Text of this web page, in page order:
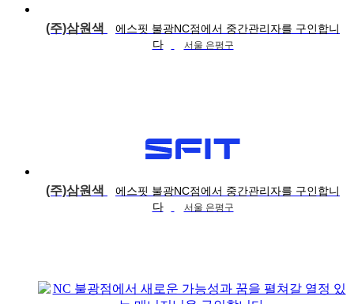
(주)삼원색
에스핏 불광NC점에서 중간관리자를 구인합니
다
서울 은평구
(주)삼원색
에스핏 불광NC점에서 중간관리자를 구인합니
다
서울 은평구